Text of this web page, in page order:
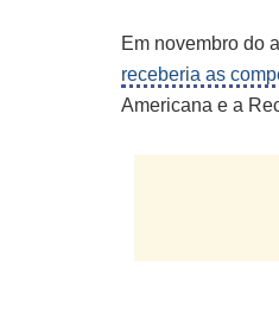
Em novembro do
receberia as
Americana e a